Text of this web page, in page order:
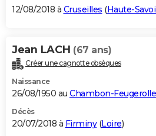
12/08/2018 à Cruseilles (Haute-
Jean LACH (67 ans)
Créer une cagnotte obsèques
Naissance
26/08/1950 au Chambon-
Décès
20/07/2018 à Firminy(Loire)